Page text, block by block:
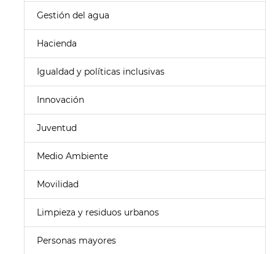
Gestión del agua
Hacienda
Igualdad y políticas inclusivas
Innovación
Juventud
Medio Ambiente
Movilidad
Limpieza y residuos urbanos
Personas mayores